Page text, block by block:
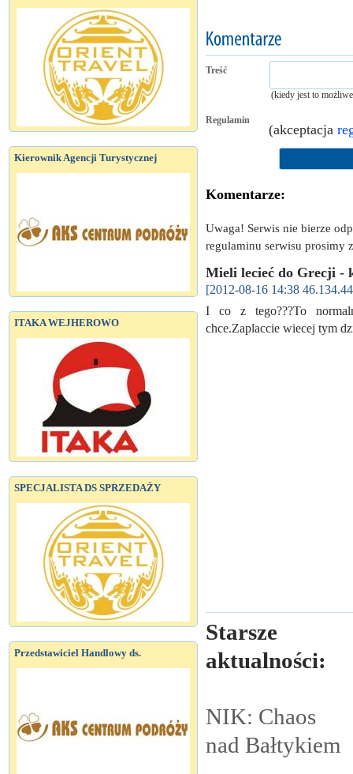
Kierownik Agencji Turystycznej
ITAKA WEJHEROWO
SPECJALISTA DS SPRZEDAŻY
Przedstawiciel Handlowy ds.
Treść
(kiedy jest to
Regulamin
(akceptacja
Komentarze:
Uwaga! Serwis nie bierze
regulaminu serwisu prosimy
Mieli lecieć do Grecji -
[2012-08-16 14:38
I co z tego???To
chce.Zaplaccie wiecej tym
Starsze
aktualności:
NIK: Chaos
nad Bałtykiem